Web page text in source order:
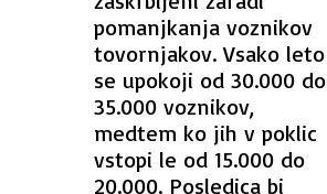
pomanjkanja voznikov
tovornjakov. Vsako leto
se upokoji od 30.000 do
35.000 voznikov,
medtem ko jih v poklic
vstopi le od 15.000 do
20.000. Posledica bi